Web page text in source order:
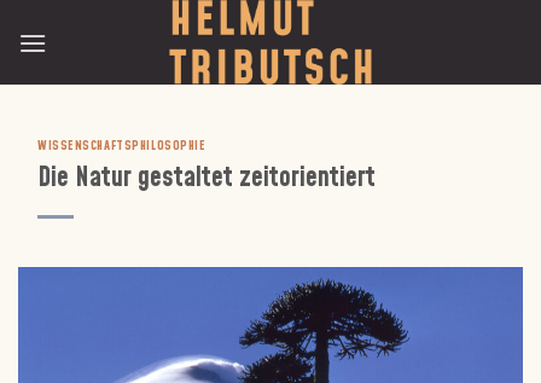
WISSENSCHAFTSPHILOSOPHIE
Die Natur gestaltet zeitorientiert